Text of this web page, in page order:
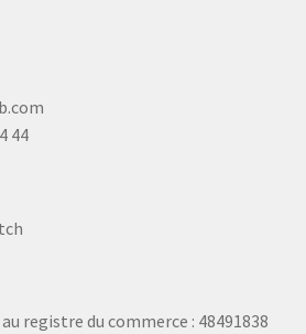
44
registre du commerce : 48491838